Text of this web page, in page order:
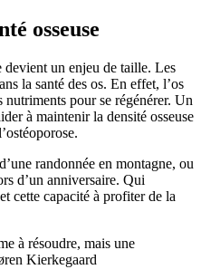
osseuse
devient un enjeu de taille. Les
la santé des os. En effet, l’os
pour se régénérer. Un
à maintenir la densité osseuse
randonnée en montagne, ou
d’un anniversaire. Qui
et cette capacité à profiter de la
à résoudre, mais une
Kierkegaard